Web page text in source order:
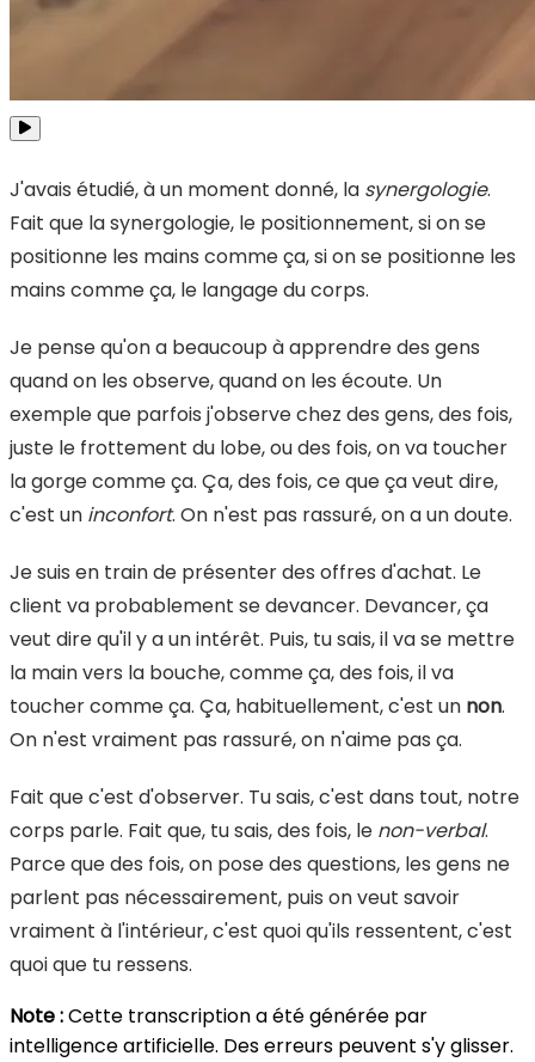
J'avais étudié, à un moment donné, la synergologie.
Fait que la synergologie, le positionnement, si on se
positionne les mains comme ça, si on se positionne les
mains comme ça, le langage du corps.
Je pense qu'on a beaucoup à apprendre des gens
quand on les observe, quand on les écoute. Un
exemple que parfois j'observe chez des gens, des fois,
juste le frottement du lobe, ou des fois, on va toucher
la gorge comme ça. Ça, des fois, ce que ça veut dire,
c'est un inconfort. On n'est pas rassuré, on a un doute.
Je suis en train de présenter des offres d'achat. Le
client va probablement se devancer. Devancer, ça
veut dire qu'il y a un intérêt. Puis, tu sais, il va se mettre
la main vers la bouche, comme ça, des fois, il va
toucher comme ça. Ça, habituellement, c'est un non.
On n'est vraiment pas rassuré, on n'aime pas ça.
Fait que c'est d'observer. Tu sais, c'est dans tout, notre
corps parle. Fait que, tu sais, des fois, le non-verbal.
Parce que des fois, on pose des questions, les gens ne
parlent pas nécessairement, puis on veut savoir
vraiment à l'intérieur, c'est quoi qu'ils ressentent, c'est
quoi que tu ressens.
Note :Cette transcription a été générée par
intelligence artificielle. Des erreurs peuvent s'y glisser.